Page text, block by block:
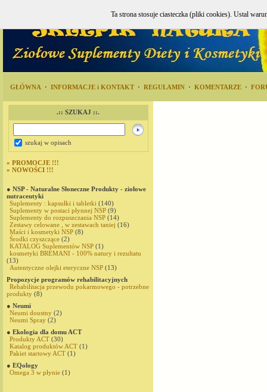
GŁÓWNA · INFORMACJE i KONTAKT · REGULAMIN · KOMENTARZE ·
.:: SZUKAJ ::.
szukaj w opisach
» PROMOCJE !!!
» NOWOŚCI !!!
● NSP - Naturalne Słoneczne Produkty - ziołowe
nutraceutyki
Suplementy : kapsułki i tabletki (140)
Suplementy w postaci płynnej NSP (9)
Suplementy do rozpuszczania NSP (14)
Zestawy celowane , w zestawach taniej (16)
Maści i kosmetyki NSP (8)
Środki czyszczące (2)
KATALOG Suplementów NSP (1)
kosmetyki BREMANI - 100% natury i rezultatu
(13)
Autentyczne olejki eteryczne NSP (13)
Propozycje programów rehabilitacyjnych
Rehabilitacja przewodu pokarmowego - potrzebne
produkty (8)
● Neumi
Neumi doustny (2)
Neumi Spray (2)
● Ekologia dla domu ACT
Produkty ACT (30)
Katalog produktów ACT (1)
Pakiet startowy ACT (1)
● EQology
Omega 3 w płynie (1)
Ta strona stosuje ciasteczka (pliki cookies). Ustal